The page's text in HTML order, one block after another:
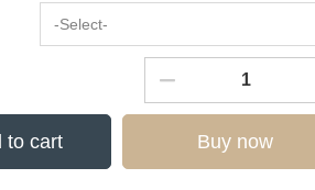
-Select-
to cart Buy now